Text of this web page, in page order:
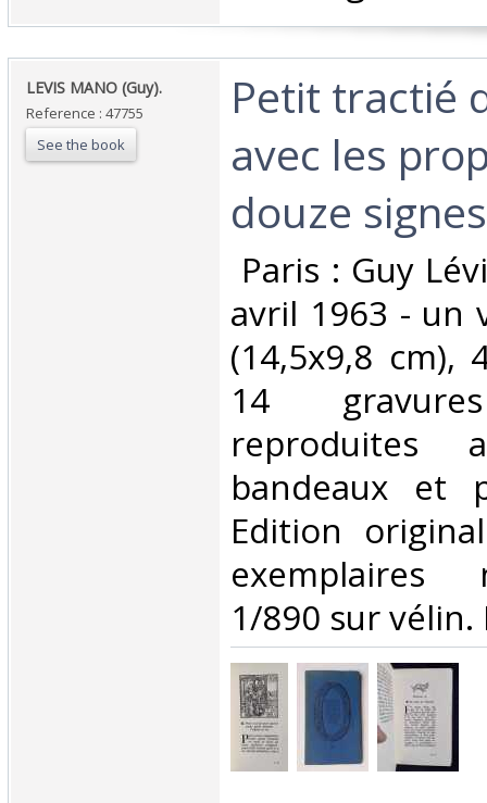
‎LEVIS MANO (Guy). ‎
Reference : 47755
See the book
‎Petit tractié
avec les
douze
Paris : Guy
avril 1963 - un
(14,5x9,8 cm),
14
bandeaux et
Edition
exemplaires
1/890 sur vélin.